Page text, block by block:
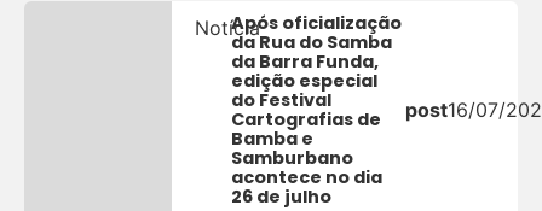
NotíciaApós oficialização
da Rua do Samba
da Barra Funda,
edição especial
do Festival
Cartografias de
Bamba e
Samburbano
acontece no dia
26 de julho
post16/07/